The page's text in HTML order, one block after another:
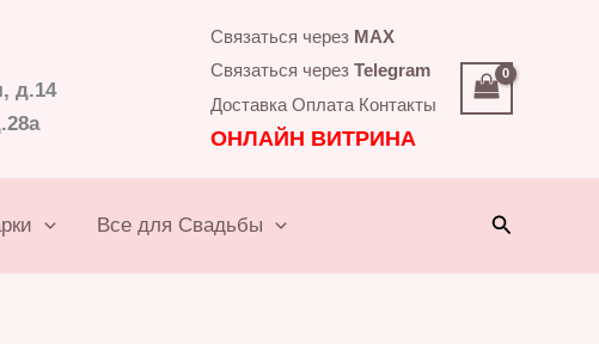
д.14
Связаться через MAX
Связаться черезTelegram
Доставка Оплата Контакты
ОНЛАЙН ВИТРИНА
Все для Свадьбы Поиск